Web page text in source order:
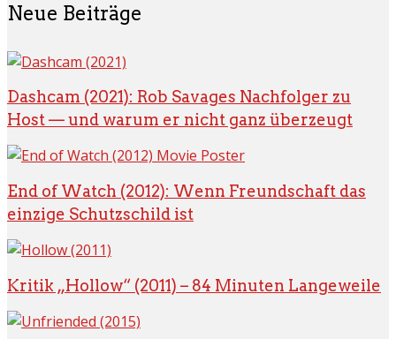
Neue Beiträge
Dashcam (2021): Rob Savages Nachfolger zu
Host — und warum er nicht ganz überzeugt
End of Watch (2012): Wenn Freundschaft das
einzige Schutzschild ist
Kritik „Hollow“ (2011) – 84 Minuten Langeweile